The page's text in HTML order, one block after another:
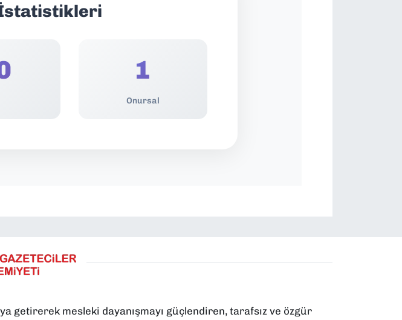
İstatistikleri
1
Onursal
getirerek mesleki dayanışmayı güçlendiren, tarafsız ve özgür